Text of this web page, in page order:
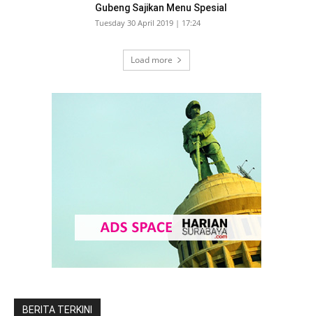
Gubeng Sajikan Menu Spesial
Tuesday 30 April 2019 | 17:24
Load more
BERITA TERKINI